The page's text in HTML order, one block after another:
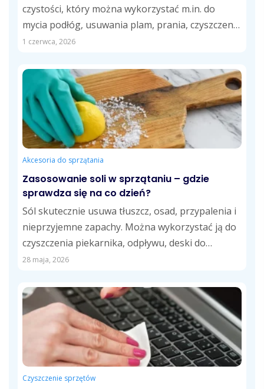
czystości, który można wykorzystać m.in. do
mycia podłóg, usuwania plam, prania, czyszczenia
kuchni...
1 czerwca, 2026
Akcesoria do sprzątania
Zasosowanie soli w sprzątaniu – gdzie
sprawdza się na co dzień?
Sól skutecznie usuwa tłuszcz, osad, przypalenia i
nieprzyjemne zapachy. Można wykorzystać ją do
czyszczenia piekarnika, odpływu, deski do
krojenia, fug,...
28 maja, 2026
Czyszczenie sprzętów